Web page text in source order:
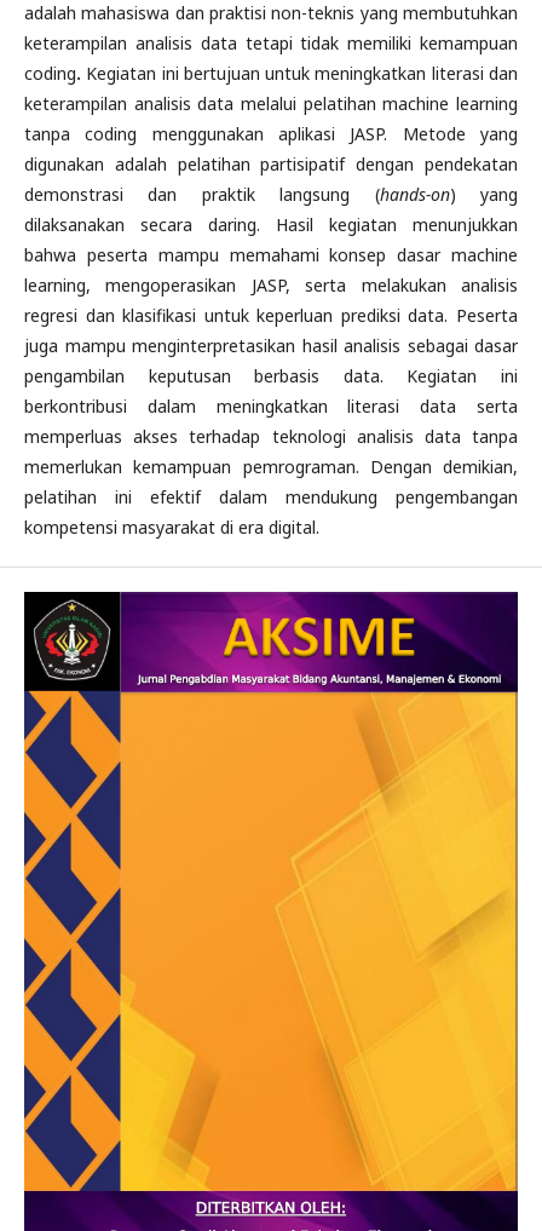
adalah mahasiswa dan praktisi non-teknis yang membutuhkan
keterampilan analisis data tetapi tidak memiliki kemampuan
coding. Kegiatan ini bertujuan untuk meningkatkan literasi dan
keterampilan analisis data melalui pelatihan machine learning
tanpa coding menggunakan aplikasi JASP. Metode yang
digunakan adalah pelatihan partisipatif dengan pendekatan
demonstrasi dan praktik langsung (hands-on) yang
dilaksanakan secara daring. Hasil kegiatan menunjukkan
bahwa peserta mampu memahami konsep dasar machine
learning, mengoperasikan JASP, serta melakukan analisis
regresi dan klasifikasi untuk keperluan prediksi data. Peserta
juga mampu menginterpretasikan hasil analisis sebagai dasar
pengambilan keputusan berbasis data. Kegiatan ini
berkontribusi dalam meningkatkan literasi data serta
memperluas akses terhadap teknologi analisis data tanpa
memerlukan kemampuan pemrograman. Dengan demikian,
pelatihan ini efektif dalam mendukung pengembangan
kompetensi masyarakat di era digital.